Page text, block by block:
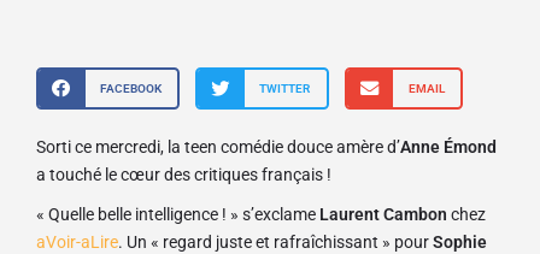
FACEBOOK TWITTER EMAIL
Sorti ce mercredi, la teen comédie douce amère d’Anne Émond
a touché le cœur des critiques français !
« Quelle belle intelligence ! » s’exclame Laurent Cambon chez
aVoir-aLire. Un « regard juste et rafraîchissant » pourSophie